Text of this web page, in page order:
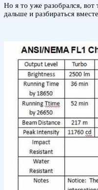
Но я то уже разобрался, вот
дальше и разбираться